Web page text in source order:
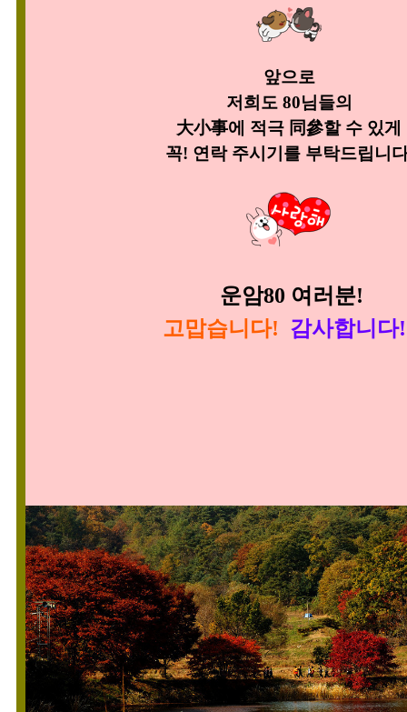
앞으로
저희도 80님들의
大小事에 적극 同參할 수 있게
꼭! 연락 주시기를 부탁드립니
운암80 여러분!
고맙습니다! 감사합니다!